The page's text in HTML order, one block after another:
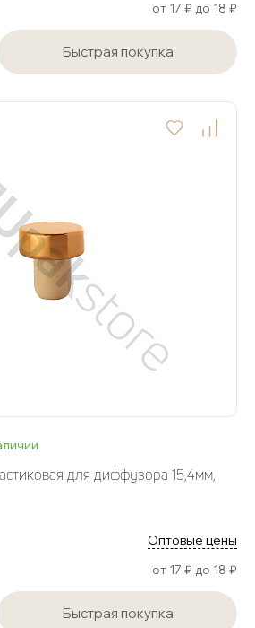
от 17 ₽ до 18 ₽
Быстрая покупка
для диффузора 15,4мм,
Оптовые цены
от 17 ₽ до 18 ₽
Быстрая покупка